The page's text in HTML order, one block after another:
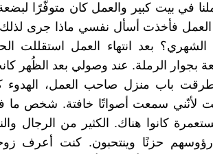
في بيت كبير والعمل كان متوفّرًا
فأخذت أسأل نفسي ماذا جرى
بعد انتهاء العمل استقللت
بجوار الرملة. عند وصولي بعد الظُهر
طرقت باب منزل صاحب العمل، الهدوء
لأنّني سمعت أصواتًا خافتة. شخص ما
كانوا هناك. الكثير من الرجال
حزنًا وينتحبون. كنت أعرف